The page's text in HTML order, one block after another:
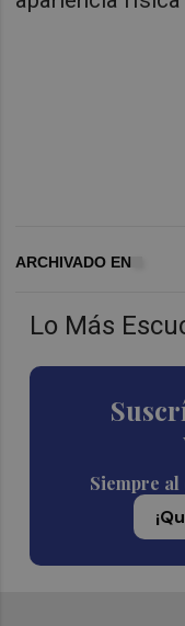
Lo Más
Siempre
ARCHIVADO EN